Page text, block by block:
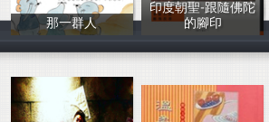
那一群人
楊佩玲
印度朝聖-跟隨佛陀
的腳印
惜悅